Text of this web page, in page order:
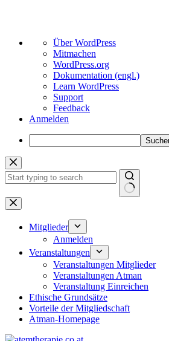
Über
WordPress
Über WordPress
Mitmachen
WordPress.org
Dokumentation (engl.)
Learn WordPress
Support
Feedback
Anmelden
Suchen
Zum
Inhalt
springen
Keine
Ergebnisse
Mitglieder
Anmelden
Veranstaltungen
Veranstaltungen Mitglieder
Veranstaltungen Atman
Veranstaltung Einreichen
Ethische Grundsätze
Vorteile der Mitgliedschaft
Atman-Homepage